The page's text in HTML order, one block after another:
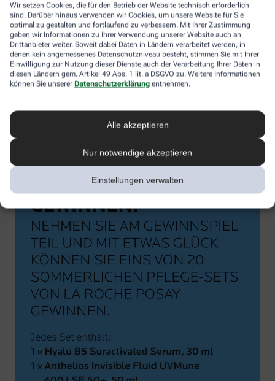
Wir setzen Cookies, die für den Betrieb der Website technisch erforderlich
sind. Darüber hinaus verwenden wir Cookies, um unsere Website für Sie
optimal zu gestalten und fortlaufend zu verbessern. Mit Ihrer Zustimmung
geben wir Informationen zu Ihrer Verwendung unserer Website auch an
Drittanbieter weiter. Soweit dabei Daten in Ländern verarbeitet werden, in
denen kein angemessenes Datenschutzniveau besteht, stimmen Sie mit Ihrer
Einwilligung zur Nutzung dieser Dienste auch der Verarbeitung Ihrer Daten in
diesen Ländern gem. Artikel 49 Abs. 1 lit. a DSGVO zu. Weitere Informationen
können Sie unserer Datenschutzerklärung entnehmen.
Alle akzeptieren
Nur notwendige akzeptieren
Einstellungen verwalten